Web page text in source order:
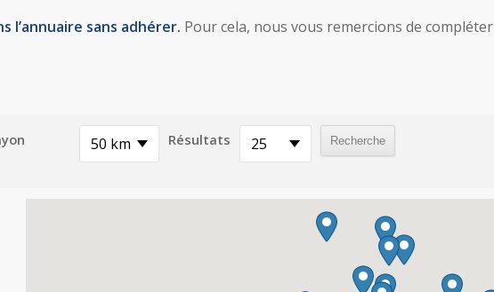
l’annuaire sans adhérer. Pour cela, nous vous remercions de compléter
50 km Résultats 25